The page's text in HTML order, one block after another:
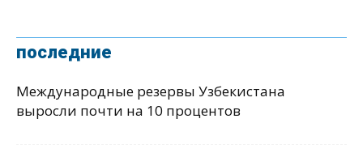
последние
Международные резервы Узбекистана
выросли почти на 10 процентов